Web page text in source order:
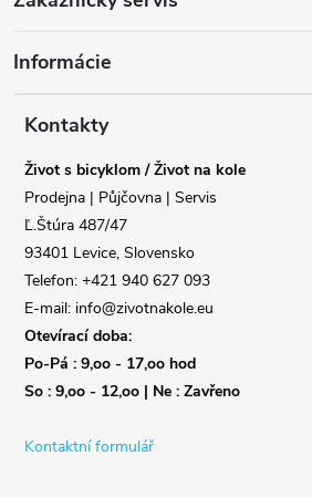
pInformácie
Kontakty
Život s bicyklom / Život na kole
Prodejna | Půjčovna | Servis
Ľ.Štúra 487/47
93401 Levice, Slovensko
Telefon: +421 940 627 093
E-mail: info@zivotnakole.eu
Otevírací doba:
Po-Pá : 9,oo - 17,oo hod
So : 9,oo - 12,oo | Ne : Zavřeno
Kontaktní formulář